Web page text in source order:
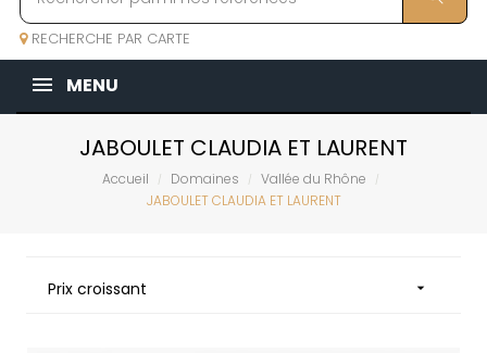
RECHERCHE PAR CARTE
MENU
JABOULET CLAUDIA ET LAURENT
Accueil Domaines
Vallée du Rhône
JABOULET CLAUDIA ET LAURENT
Prix croissant 